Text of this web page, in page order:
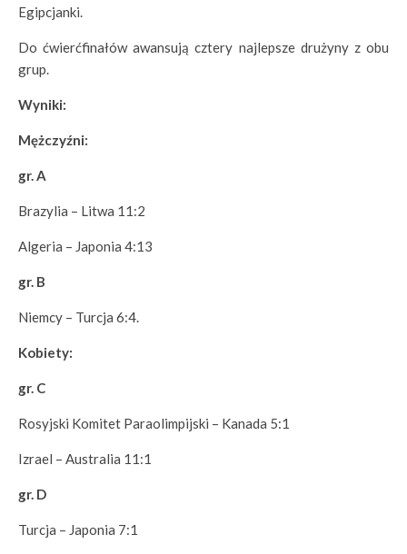
Egipcjanki.
Do ćwierćfinałów awansują cztery najlepsze drużyny z obu
grup.
Wyniki:
Mężczyźni:
gr. A
Brazylia – Litwa 11:2
Algeria – Japonia 4:13
gr. B
Niemcy – Turcja 6:4.
Kobiety:
gr. C
Rosyjski Komitet Paraolimpijski – Kanada 5:1
Izrael – Australia 11:1
gr. D
Turcja – Japonia 7:1